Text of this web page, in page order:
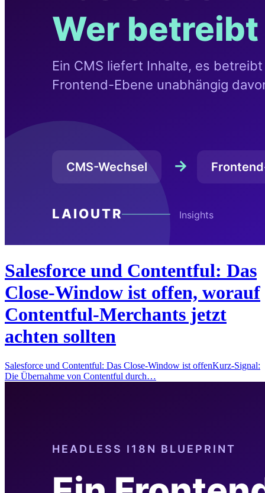
Salesforce und Contentful: Das
Close-Window ist offen, worauf
Contentful-Merchants jetzt
achten sollten
Salesforce und Contentful: Das Close-Window ist offenKurz-Signal:
Die Übernahme von Contentful durch…